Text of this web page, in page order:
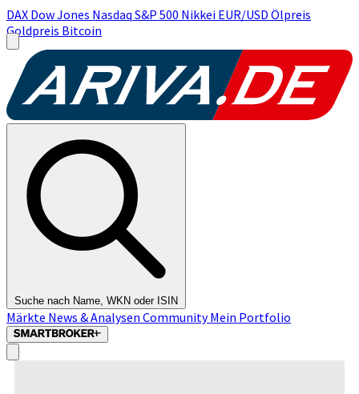
DAX Dow Jones Nasdaq S&P 500 Nikkei EUR/USD Ölpreis
Goldpreis Bitcoin
Suche nach Name, WKN oder ISIN
Märkte News & Analysen CommunityMein Portfolio